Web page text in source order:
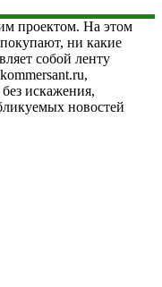
проектом. На этом
ни какие
собой ленту
искажения,
новостей